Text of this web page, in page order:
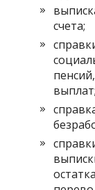
счета;
выплат;